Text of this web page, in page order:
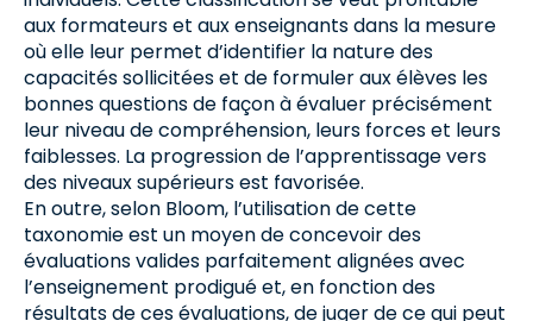
aux formateurs et aux enseignants dans la mesure
où elle leur permet d’identifier la nature des
capacités sollicitées et de formuler aux élèves les
bonnes questions de façon à évaluer précisément
leur niveau de compréhension, leurs forces et leurs
faiblesses. La progression de l’apprentissage vers
des niveaux supérieurs est favorisée.
En outre, selon Bloom, l’utilisation de cette
taxonomie est un moyen de concevoir des
évaluations valides parfaitement alignées avec
l’enseignement prodigué et, en fonction des
résultats de ces évaluations, de juger de ce qui peut